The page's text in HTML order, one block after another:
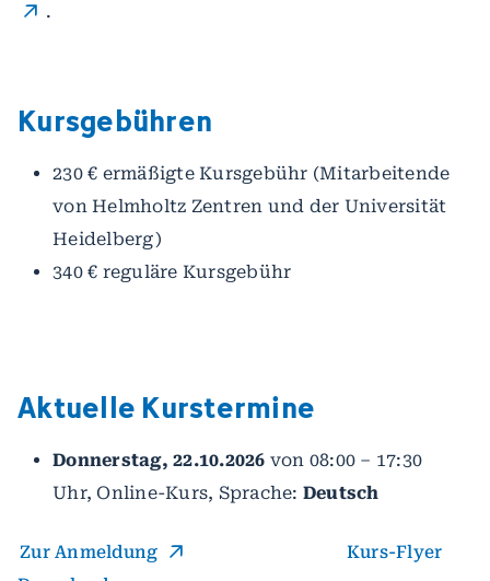
.
Kursgebühren
230 € ermäßigte Kursgebühr (Mitarbeitende
von Helmholtz Zentren und der Universität
Heidelberg)
340 € reguläre Kursgebühr
Aktuelle Kurstermine
Donnerstag, 22.10.2026 von 08:00 – 17:30
Uhr, Online-Kurs, Sprache: Deutsch
Zur Anmeldung
Kurs-Flyer